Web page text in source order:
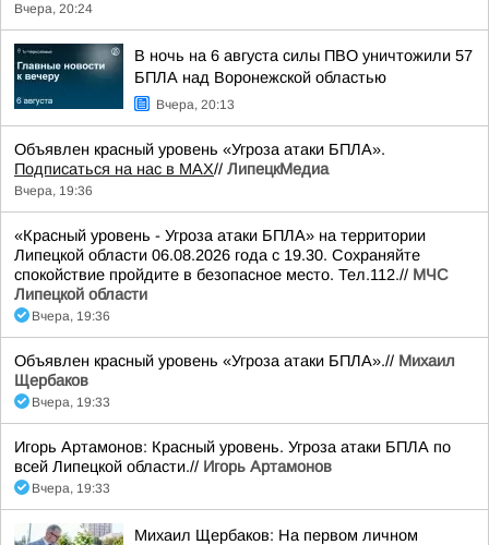
Вчера, 20:24
В ночь на 6 августа силы ПВО уничтожили 57
БПЛА над Воронежской областью
Вчера, 20:13
Объявлен красный уровень «Угроза атаки БПЛА».
Подписаться на нас в МАХ// ЛипецкМедиа
Вчера, 19:36
«Красный уровень - Угроза атаки БПЛА» на территории
Липецкой области 06.08.2026 года с 19.30. Сохраняйте
спокойствие пройдите в безопасное место. Тел.112.// МЧС
Липецкой области
Вчера, 19:36
Объявлен красный уровень «Угроза атаки БПЛА».// Михаил
Щербаков
Вчера, 19:33
Игорь Артамонов: Красный уровень. Угроза атаки БПЛА по
всей Липецкой области.// Игорь Артамонов
Вчера, 19:33
Михаил Щербаков: На первом личном